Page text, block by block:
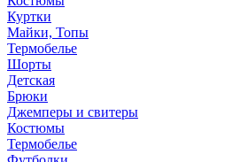
Куртки
Майки, Топы
Термобелье
Шорты
Детская
Брюки
Джемперы и свитеры
Костюмы
Термобелье